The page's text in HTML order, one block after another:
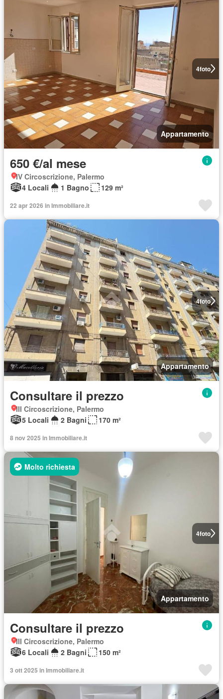
4foto
Appartamento
650 €/al mese
IV Circoscrizione, Palermo
4 Locali
1 Bagno 129 m²
22 apr 2026 in Immobiliare.it
4foto
Appartamento
Consultare il prezzo
III Circoscrizione, Palermo
5 Locali
2 Bagni 170 m²
8 nov 2025 in Immobiliare.it
4foto
Molto richiesta
Appartamento
Consultare il prezzo
III Circoscrizione, Palermo
6 Locali
2 Bagni 150 m²
3 ott 2025 in Immobiliare.it